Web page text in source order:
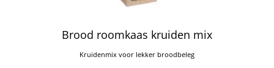
Brood roomkaas kruiden mix
Kruidenmix voor lekker broodbeleg